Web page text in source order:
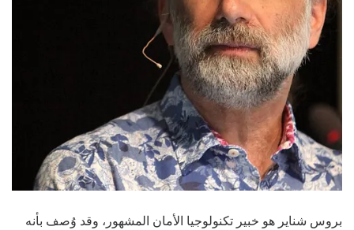
بروس شناير هو خبير تكنولوجيا الأمان المشهور، وقد وُصف بأنه